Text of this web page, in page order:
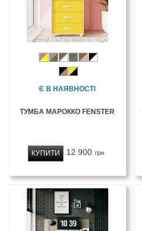
Є В НАЯВНОСТІ
ТУМБА МАРОККО FENSTER
12 900 грн
КУПИТИ